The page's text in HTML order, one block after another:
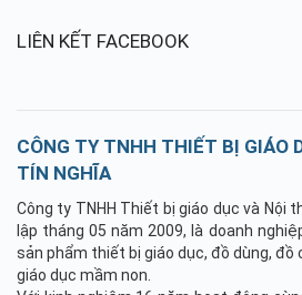
LIÊN KẾT FACEBOOK
CÔNG TY TNHH THIẾT BỊ GIÁO
TÍN NGHĨA
Công ty TNHH Thiết bị giáo dục và Nội
lập tháng 05 năm 2009, là doanh
sản phẩm thiết bị giáo dục, đồ dùng, đồ
giáo dục mầm non.